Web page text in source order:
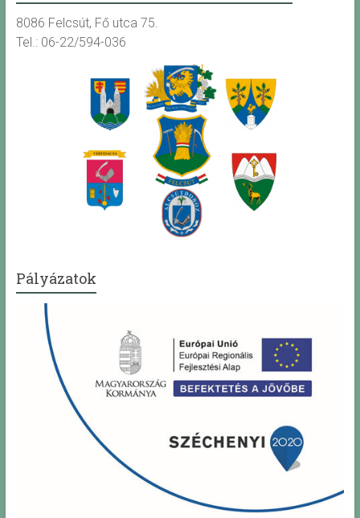
8086 Felcsút, Fő utca 75.
Tel.: 06-22/594-036
Pályázatok